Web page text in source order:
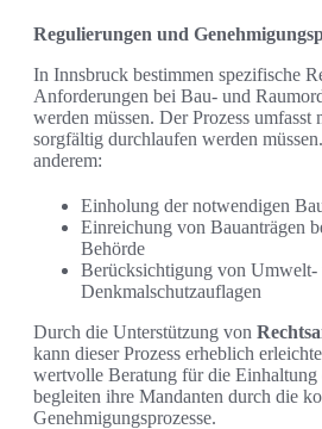
Regulierungen und
In Innsbruck bestimmen spezifische
Anforderungen bei Bau- und
werden müssen. Der Prozess umfasst
sorgfältig durchlaufen werden
anderem:
Einholung der notwendigen
Einreichung von Bauanträgen
Behörde
Berücksichtigung von Umwelt-
Denkmalschutzauflagen
Durch die Unterstützung von
kann dieser Prozess erheblich
wertvolle Beratung für die Einhaltung
begleiten ihre Mandanten durch die
Genehmigungsprozesse.